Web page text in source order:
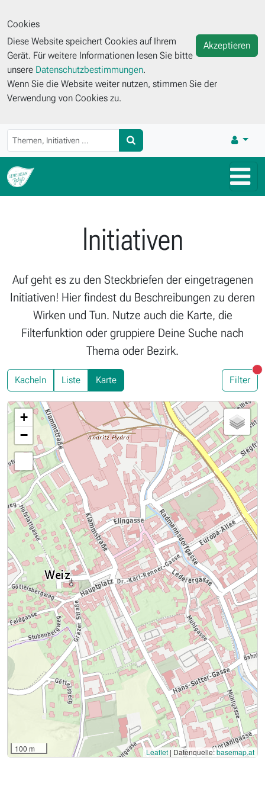
Cookies
Akzeptieren
Diese Website speichert Cookies auf Ihrem
Gerät. Für weitere Informationen lesen Sie bitte
unsere Datenschutzbestimmungen.
Wenn Sie die Website weiter nutzen, stimmen Sie der
Verwendung von Cookies zu.
Initiativen
Auf geht es zu den Steckbriefen der eingetragenen
Initiativen! Hier findest du Beschreibungen zu deren
Wirken und Tun. Nutze auch die Karte, die
Filterfunktion oder gruppiere Deine Suche nach
Thema oder Bezirk.
Kacheln Liste Karte Filter
+
−
100 m Leaflet | Datenquelle:basemap.at